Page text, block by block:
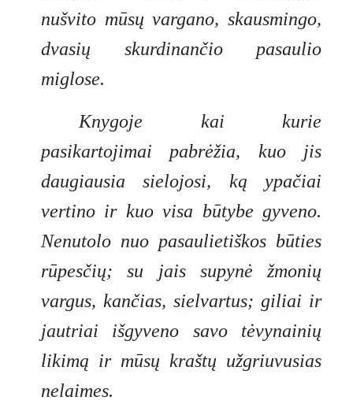
nušvito mūsų vargano, skausmingo,
dvasių skurdinančio pasaulio
miglose.
Knygoje kai kurie
pasikartojimai pabrėžia, kuo jis
daugiausia sielojosi, ką ypačiai
vertino ir kuo visa būtybe gyveno.
Nenutolo nuo pasaulietiškos būties
rūpesčių; su jais supynė žmonių
vargus, kančias, sielvartus; giliai ir
jautriai išgyveno savo tėvynainių
likimą ir mūsų kraštų užgriuvusias
nelaimes.